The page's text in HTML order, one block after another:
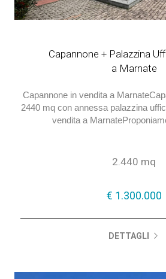
Capannone + Palazzina
a Marnate
Capannone in vendita a
2440 mq con annessa palazzina
vendita a
2.440 mq
€ 1.300.000
DETTAGLI